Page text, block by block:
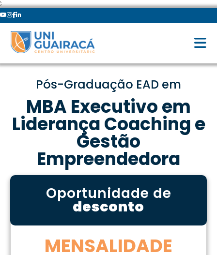
';
Pós-Graduação EAD em
MBA Executivo em
Liderança Coaching e
Gestão
Empreendedora
Oportunidade de
desconto
MENSALIDADE